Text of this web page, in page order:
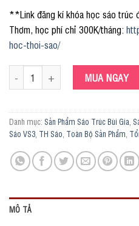
**Link đăng kí khóa học sáo trúc
Thơm, học phí chỉ 300K/tháng:
hoc-thoi-sao/
Sáo Tone C5 VS3 Nứa Bắc số lượng
MUA NGAY
Danh mục: Sản Phẩm Sáo Trúc Bùi Gia
Sáo VS3 TH Sáo Toàn Bộ Sản Phẩm
MÔ TẢ